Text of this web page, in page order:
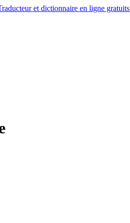
et dictionnaire en ligne gratuits